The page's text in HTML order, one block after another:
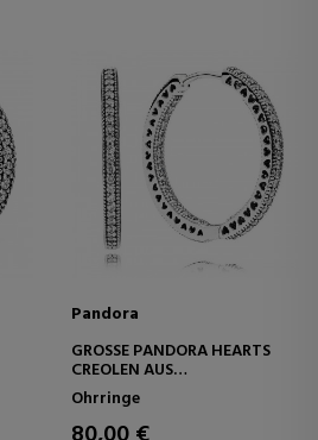
Pandora
GROSSE PANDORA HEARTS C
REOLEN AUS S
TERLINGSILBER 296319CZ
Ohrringe